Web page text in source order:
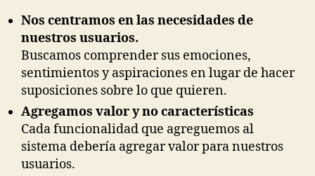
entrada
Nos centramos en las necesidades de
nuestros usuarios.
Buscamos comprender sus emociones,
sentimientos y aspiraciones en lugar de hacer
suposiciones sobre lo que quieren.
Agregamos valor y no características
Cada funcionalidad que agreguemos al
sistema debería agregar valor para nuestros
usuarios.